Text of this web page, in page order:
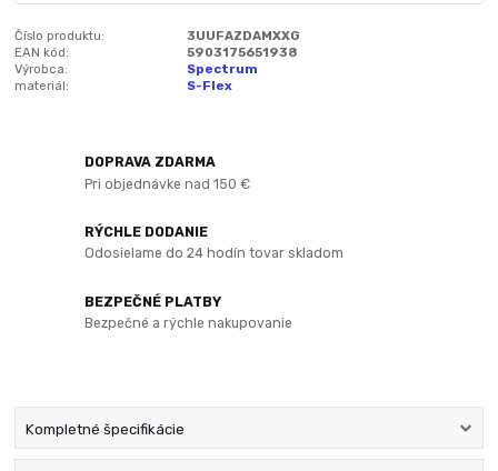
Číslo produktu:
3UUFAZDAMXXG
EAN kód:
5903175651938
Výrobca:
Spectrum
materiál:
S-Flex
DOPRAVA ZDARMA
Pri objednávke nad 150 €
RÝCHLE DODANIE
Odosielame do 24 hodín tovar skladom
BEZPEČNÉ PLATBY
Bezpečné a rýchle nakupovanie
Kompletné špecifikácie